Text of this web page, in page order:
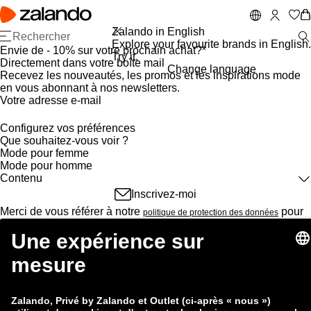
A
ll
e
r
a
u
c
o
n
e
n
u
p
ri
c
i
P
a
s
s
e
r
à
l
a
a
rr
e
d
e
e
c
Envie de - 10% sur votre prochain achat?*
Directement dans votre boîte mail
Recevez les nouveautés, les promos et les inspirations mode
en vous abonnant à nos newsletters.
Votre adresse e-mail
Configurez vos préférences
Que souhaitez-vous voir ?
Mode pour femme
Mode pour homme
Contenu
Les updates mode
Vos marques et créateurs
Taille à nouveau disponible
Sondages
Inscrivez-moi
Merci de vous référer à notre politique de protection des données pour
savoir comment Zalando traite vos données. Vous pouvez vous
désinscriregratuitement et à tout moment.
*Conditions du coupon
Aide & Contact
À propos
Zalando in English
Explore your favourite brands in English.
Try it.
Change language